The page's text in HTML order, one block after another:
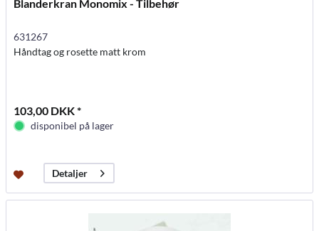
Blanderkran Monomix - Tilbehør
631267
Håndtag og rosette matt krom
103,00 DKK *
disponibel på lager
Detaljer